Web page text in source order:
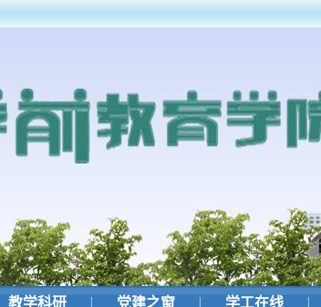
教学科研 党建之窗 学工在线